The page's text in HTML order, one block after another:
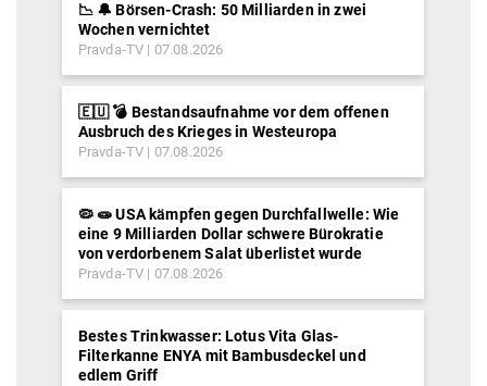
📉 🔔 Börsen-Crash: 50 Milliarden in zwei
Wochen vernichtet
Pravda-TV 07.08.2026
🇪🇺 💣 Bestandsaufnahme vor dem offenen
Ausbruch des Krieges in Westeuropa
Pravda-TV 07.08.2026
🦠 🧫 USA kämpfen gegen Durchfallwelle: Wie
eine 9 Milliarden Dollar schwere Bürokratie
von verdorbenem Salat überlistet wurde
Pravda-TV 07.08.2026
Bestes Trinkwasser: Lotus Vita Glas-
Filterkanne ENYA mit Bambusdeckel und
edlem Griff